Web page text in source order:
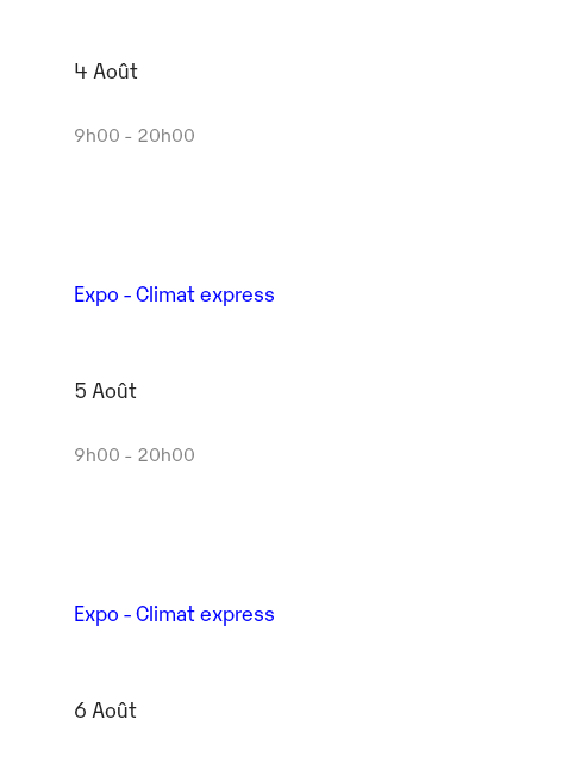
4 Août
9h00 - 20h00
Expo - Climat express
5 Août
9h00 - 20h00
Expo - Climat express
6 Août